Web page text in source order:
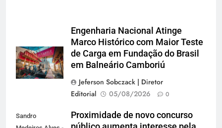
Engenharia Nacional Atinge
Marco Histórico com Maior Teste
de Carga em Fundação do Brasil
em Balneário Camboriú
Jeferson Sobczack | Diretor
Editorial
05/08/2026 0
Sandro
Proximidade de novo concurso